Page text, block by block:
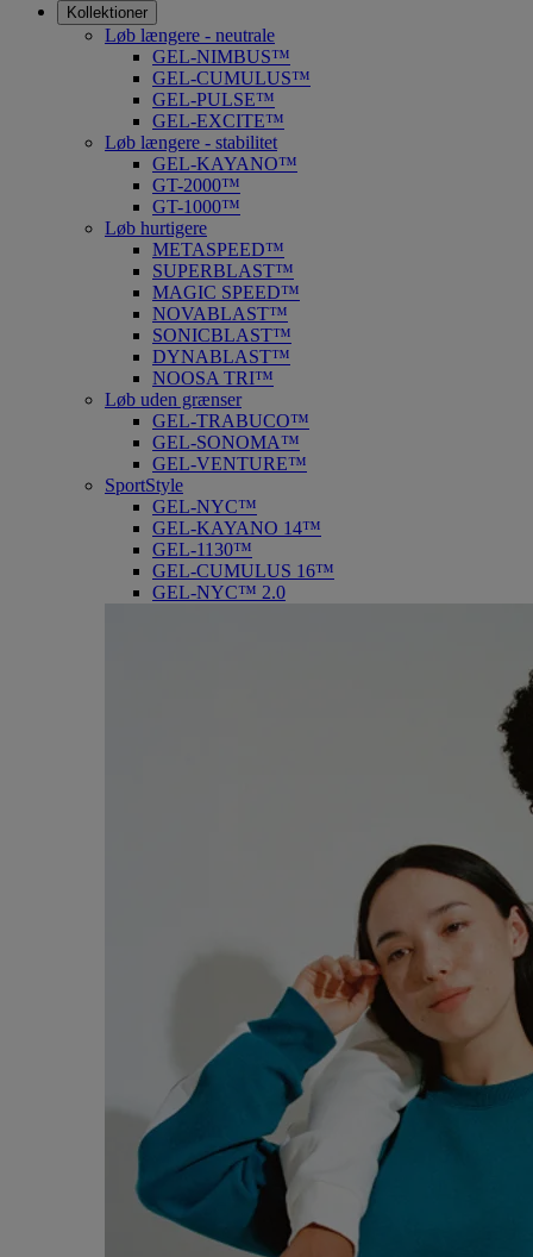
Kollektioner
Løb længere - neutrale
GEL-NIMBUS™
GEL-CUMULUS™
GEL-PULSE™
GEL-EXCITE™
Løb længere - stabilitet
GEL-KAYANO™
GT-2000™
GT-1000™
Løb hurtigere
METASPEED™
SUPERBLAST™
MAGIC SPEED™
NOVABLAST™
SONICBLAST™
DYNABLAST™
NOOSA TRI™
Løb uden grænser
GEL-TRABUCO™
GEL-SONOMA™
GEL-VENTURE™
SportStyle
GEL-NYC™
GEL-KAYANO 14™
GEL-1130™
GEL-CUMULUS 16™
GEL-NYC™ 2.0